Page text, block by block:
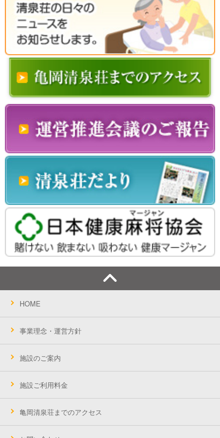
HOME
事業理念・運営方針
施設のご案内
施設ご利用料金
亀岡清泉荘までのアクセス